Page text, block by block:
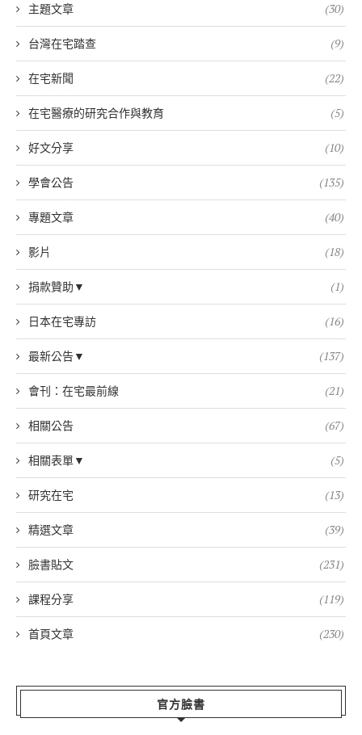
主題文章 (30)
台灣在宅踏查 (9)
在宅新聞 (22)
在宅醫療的研究合作與教育 (5)
好文分享 (10)
學會公告 (135)
專題文章 (40)
影片 (18)
捐款贊助▼ (1)
日本在宅專訪 (16)
最新公告▼ (137)
會刊：在宅最前線 (21)
相關公告 (67)
相關表單▼ (5)
研究在宅 (13)
精選文章 (39)
臉書貼文 (231)
課程分享 (119)
首頁文章 (230)
官方臉書